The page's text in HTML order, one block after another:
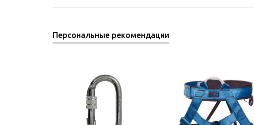
Персональные рекомендации